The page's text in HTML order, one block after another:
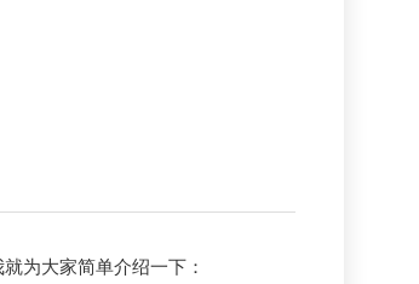
为大家简单介绍一下：